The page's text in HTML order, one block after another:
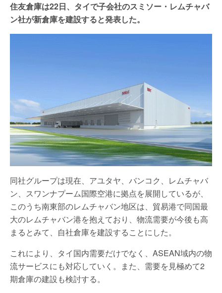
住友倉庫は22日、タイで子会社のスミソー・レムチャバ
ン社が新倉庫を建設すると発表した。
同社グループは現在、アユタヤ、バンコク、レムチャバ
ン、スワンナプーム国際空港に拠点を展開しているが、
このうち南東部のレムチャバン地区は、貿易港で同国最
大のレムチャバン港を抱えており、物流需要が今後も高
まるとみて、自社倉庫を建設することにした。
これにより、タイ国内需要だけでなく、ASEAN域内の物
流サービスにも対応していく。また、需要を見極めて2
期倉庫の建設も検討する。